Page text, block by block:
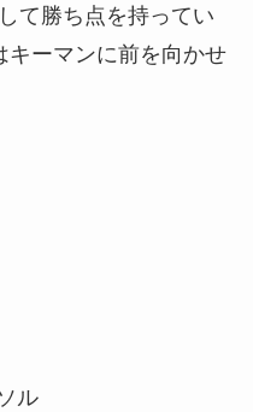
て勝ち点を持ってい
キーマンに前を向かせ
ル